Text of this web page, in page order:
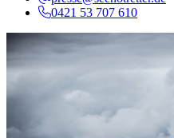
0421 53 707 610